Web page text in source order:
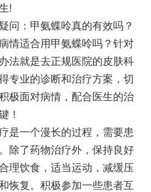
!
问：甲氨蝶呤真的有效吗？
情适合用甲氨蝶呤吗？针对
法就是去正规医院的皮肤科
专业的诊断和治疗方案，切
极面对病情，配合医生的治
！
是一个漫长的过程，需要患
除了药物治疗外，保持良好
理饮食，适当运动，减缓压
恢复。积极参加一些患者互